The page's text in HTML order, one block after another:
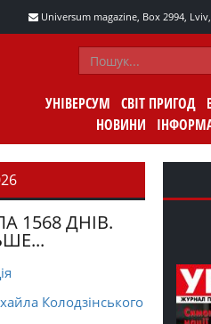
Universum magazine, Box 2994,
УНІВЕРСУМ СВІТ ПРИГОД
НОВИНИ
1568 ДНІВ.
Колодзінського